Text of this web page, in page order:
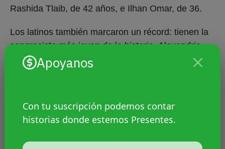
Apoyanos
Con tu suscripción podemos contar
historias donde estemos Presentes.
Rashida Tlaib, de 42 años, e Ilhan Omar, de 36.
Los latinos también marcaron un récord: tienen la
congresista más joven de la historia. Alexandria
Ocasio-Cortez, demócrata latina y de 29 años, se
convirtió anoche en la congresista más joven de la
También la demócrata Ayanna Pressley se
convirtió en la primera mujer negra en representar